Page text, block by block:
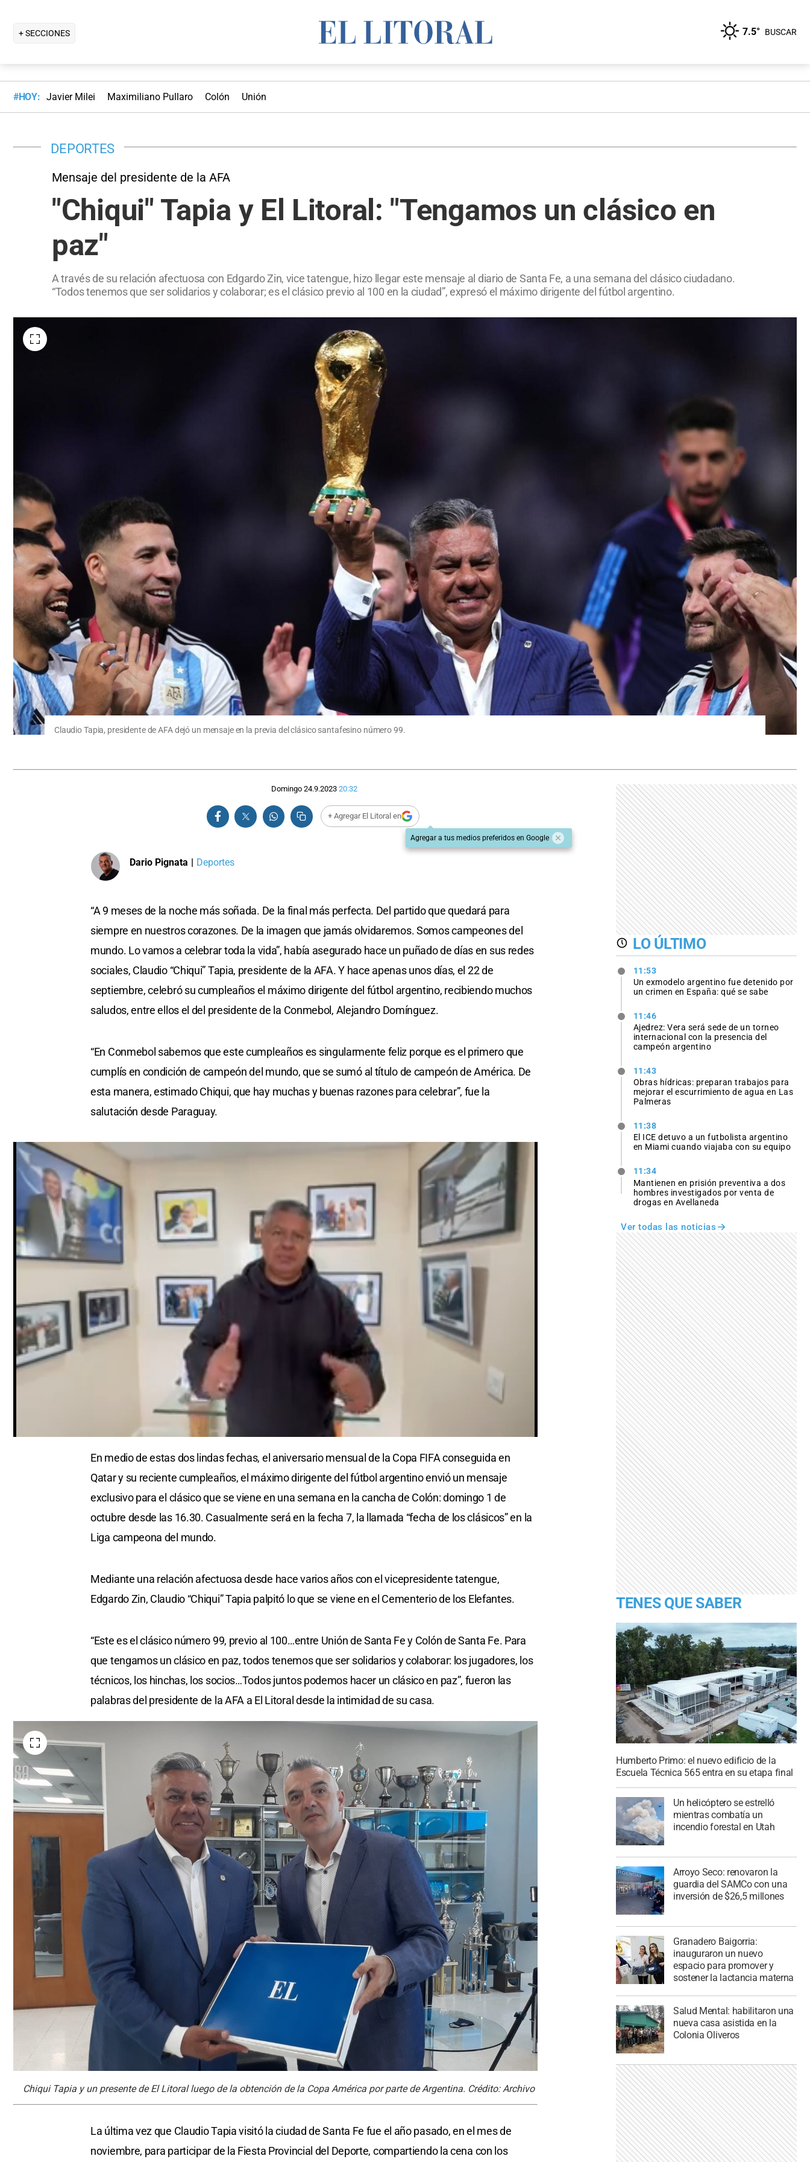
+ SECCIONES 7.5° BUSCAR
#HOY: Javier Milei Maximiliano Pullaro Colón Unión
DEPORTES
Mensaje del presidente de la AFA
"Chiqui" Tapia y El Litoral: "Tengamos un clásico en
paz"
A través de su relación afectuosa con Edgardo Zin, vice tatengue, hizo llegar este mensaje al diario de Santa Fe, a una semana del clásico ciudadano.
“Todos tenemos que ser solidarios y colaborar; es el clásico previo al 100 en la ciudad”, expresó el máximo dirigente del fútbol argentino.
Claudio Tapia, presidente de AFA dejó un mensaje en la previa del clásico santafesino número 99.
Domingo 24.9.2023 20:32
+ Agregar El Litoral en
Agregar a tus medios preferidos en Google
Dario Pignata | Deportes
“A 9 meses de la noche más soñada. De la final más perfecta. Del partido que quedará para
siempre en nuestros corazones. De la imagen que jamás olvidaremos. Somos campeones del
mundo. Lo vamos a celebrar toda la vida”, había asegurado hace un puñado de días en sus redes
sociales, Claudio “Chiqui” Tapia, presidente de la AFA. Y hace apenas unos días, el 22 de
septiembre, celebró su cumpleaños el máximo dirigente del fútbol argentino, recibiendo muchos
saludos, entre ellos el del presidente de la Conmebol, Alejandro Domínguez.
“En Conmebol sabemos que este cumpleaños es singularmente feliz porque es el primero que
cumplís en condición de campeón del mundo, que se sumó al título de campeón de América. De
esta manera, estimado Chiqui, que hay muchas y buenas razones para celebrar”, fue la
salutación desde Paraguay.
Cargando anuncio
En medio de estas dos lindas fechas, el aniversario mensual de la Copa FIFA conseguida en
Qatar y su reciente cumpleaños, el máximo dirigente del fútbol argentino envió un mensaje
exclusivo para el clásico que se viene en una semana en la cancha de Colón: domingo 1 de
octubre desde las 16.30. Casualmente será en la fecha 7, la llamada “fecha de los clásicos” en la
Liga campeona del mundo.
Mediante una relación afectuosa desde hace varios años con el vicepresidente tatengue,
Edgardo Zin, Claudio “Chiqui” Tapia palpitó lo que se viene en el Cementerio de los Elefantes.
“Este es el clásico número 99, previo al 100…entre Unión de Santa Fe y Colón de Santa Fe. Para
que tengamos un clásico en paz, todos tenemos que ser solidarios y colaborar: los jugadores, los
técnicos, los hinchas, los socios…Todos juntos podemos hacer un clásico en paz”, fueron las
palabras del presidente de la AFA a El Litoral desde la intimidad de su casa.
Chiqui Tapia y un presente de El Litoral luego de la obtención de la Copa América por parte de Argentina. Crédito: Archivo
La última vez que Claudio Tapia visitó la ciudad de Santa Fe fue el año pasado, en el mes de
noviembre, para participar de la Fiesta Provincial del Deporte, compartiendo la cena con los
LO ÚLTIMO
11:53
Un exmodelo argentino fue detenido por
un crimen en España: qué se sabe
11:46
Ajedrez: Vera será sede de un torneo
internacional con la presencia del
campeón argentino
11:43
Obras hídricas: preparan trabajos para
mejorar el escurrimiento de agua en Las
Palmeras
11:38
El ICE detuvo a un futbolista argentino
en Miami cuando viajaba con su equipo
11:34
Mantienen en prisión preventiva a dos
hombres investigados por venta de
drogas en Avellaneda
Ver todas las noticias
TENES QUE SABER
Humberto Primo: el nuevo edificio de la
Escuela Técnica 565 entra en su etapa final
Un helicóptero se estrelló
mientras combatía un
incendio forestal en Utah
Arroyo Seco: renovaron la
guardia del SAMCo con una
inversión de $26,5 millones
Granadero Baigorria:
inauguraron un nuevo
espacio para promover y
sostener la lactancia materna
Salud Mental: habilitaron una
nueva casa asistida en la
Colonia Oliveros